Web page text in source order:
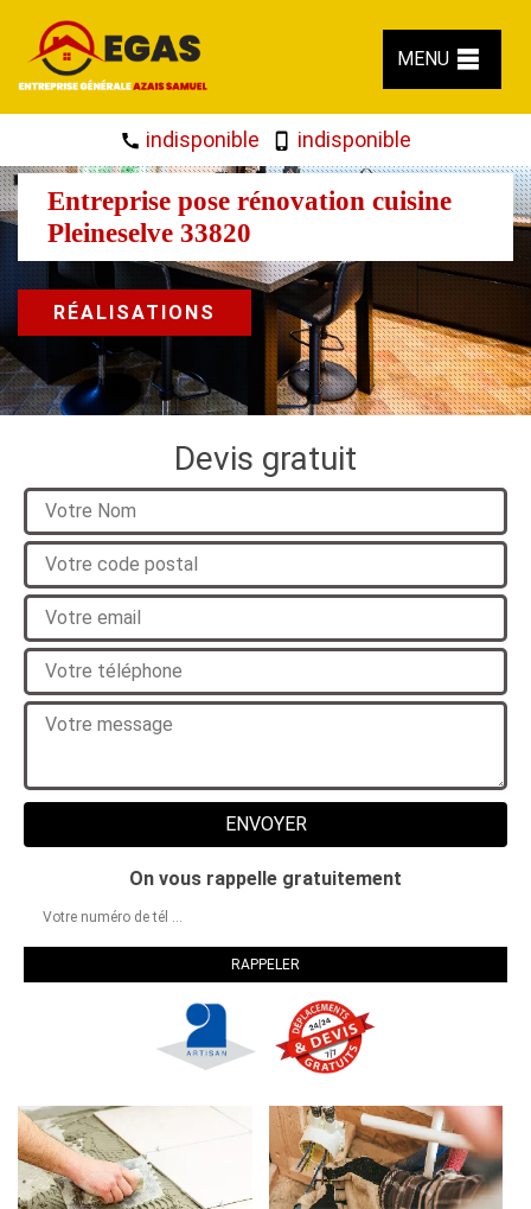
MENU
indisponible indisponible
Entreprise pose rénovation cuisine
Pleineselve 33820
RÉALISATIONS
Devis gratuit
On vous rappelle gratuitement